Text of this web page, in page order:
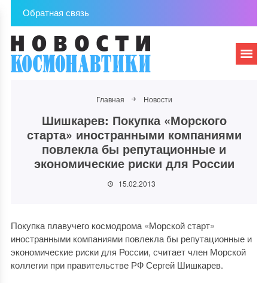
Обратная связь
Главная Новости
Шишкарев: Покупка «Морского
старта» иностранными компаниями
повлекла бы репутационные и
экономические риски для России
15.02.2013
Покупка плавучего космодрома «Морской старт»
иностранными компаниями повлекла бы репутационные и
экономические риски для России, считает член Морской
коллегии при правительстве РФ Сергей Шишкарев.